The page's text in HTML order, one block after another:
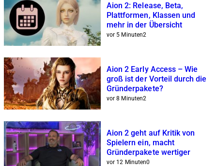
Aion 2: Release, Beta,
Plattformen, Klassen und
mehr in der Übersicht
vor 5 Minuten2
Aion 2 Early Access – Wie
groß ist der Vorteil durch die
Gründerpakete?
vor 8 Minuten2
Aion 2 geht auf Kritik von
Spielern ein, macht
Gründerpakete wertiger
vor 12 Minuten0